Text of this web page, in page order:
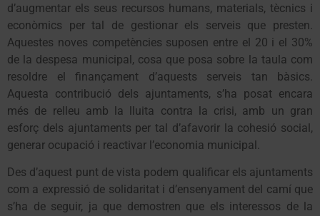
d’augmentar els seus recursos humans, materials, tècnics i
econòmics per tal de gestionar els serveis que presten.
Aquestes noves competències suposen entre el 20 i el 30%
de la despesa municipal, cosa que posa sobre la taula com
resoldre el finançament d’aquests serveis tan bàsics.
Aquesta contribució dels ajuntaments, s’ha posat encara
més de relleu amb la lluita contra la crisi, amb un gran
esforç dels ajuntaments per tal d’afavorir la cohesió social,
generar ocupació i reactivar l’economia municipal.
Des d’aquest punt de vista podem qualificar els ajuntaments
com a expressió de solidaritat i d’ensenyament del camí que
s’ha de seguir, ja que demostren que els interessos de la